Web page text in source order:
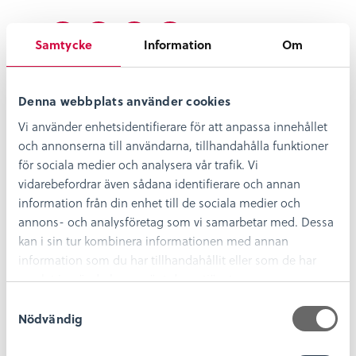
Samtycke Information Om
Denna webbplats använder cookies
Vi använder enhetsidentifierare för att anpassa innehållet
och annonserna till användarna, tillhandahålla funktioner
för sociala medier och analysera vår trafik. Vi
vidarebefordrar även sådana identifierare och annan
information från din enhet till de sociala medier och
annons- och analysföretag som vi samarbetar med. Dessa
kan i sin tur kombinera informationen med annan
information som du har tillhandahållit eller som de har
samlat in när du har använt deras tjänster.
Nödvändig
Dela
på
Dela
Dela
på
på
Karin Adriansson
Konservator (arkeologi)